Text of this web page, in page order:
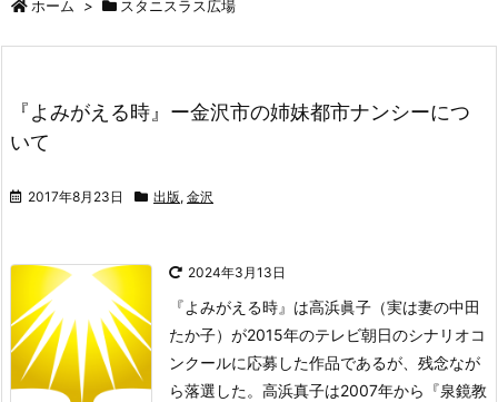
ホーム > スタニスラス広場
『よみがえる時』ー金沢市の姉妹都市ナンシーにつ
いて
2017年8月23日 出版, 金沢
2024年3月13日
『よみがえる時』は高浜眞子（実は妻の中田
たか子）が2015年のテレビ朝日のシナリオコ
ンクールに応募した作品であるが、残念なが
ら落選した。 高浜真子は2007年から『泉鏡教